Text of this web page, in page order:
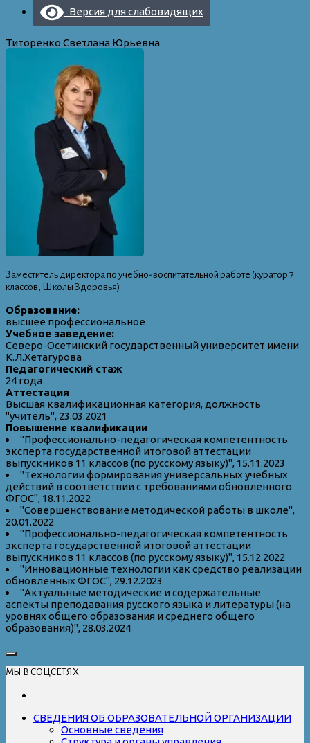
Версия для слабовидящих
Титоренко Светлана Юрьевна
Заместитель директора по учебно-воспитательной работе (куратор 7
классов, Школы Здоровья)
Образование:
высшее профессиональное
Учебное заведение:
Северо-Осетинский государственный университет имени
К.Л.Хетагурова
Педагогический стаж
24 года
Аттестация
Высшая квалификационная категория, должность
"учитель", 23.03.2021
Повышение квалификации
"Профессионально-педагогическая компетентность
эксперта государственной итоговой аттестации
выпускников 11 классов (по русскому языку)", 15.11.2023
"Технологии формирования универсальных учебных
действий в соответствии с требованиями обновленного
ФГОС", 18.11.2022
"Совершенствование методической работы в школе",
20.01.2022
"Профессионально-педагогическая компетентность
эксперта государственной итоговой аттестации
выпускников 11 классов (по русскому языку)", 15.12.2022
"Инновационные технологии как средство реализации
обновленных ФГОС", 29.12.2023
"Актуальные методические и содержательные
аспекты преподавания русского языка и литературы (на
уровнях общего образования и среднего общего
образования)", 28.03.2024
МЫ В СОЦСЕТЯХ:
СВЕДЕНИЯ ОБ ОБРАЗОВАТЕЛЬНОЙ ОРГАНИЗАЦИИ
Основные сведения